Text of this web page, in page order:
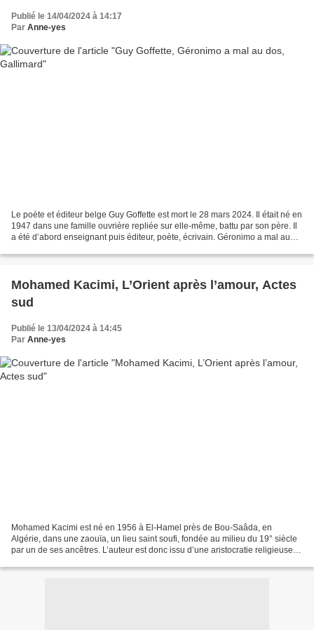
Publié le 14/04/2024 à 14:17
Par Anne-yes
Le poète et éditeur belge Guy Goffette est mort le 28 mars 2024. Il était né en
1947 dans une famille ouvrière repliée sur elle-même, battu par son père. Il
a été d’abord enseignant puis éditeur, poète, écrivain. Géronimo a mal au
Mohamed Kacimi, L’Orient après l’amour, Actes
sud
Publié le 13/04/2024 à 14:45
Par Anne-yes
Mohamed Kacimi est né en 1956 à El-Hamel près de Bou-Saâda, en
Algérie, dans une zaouïa, un lieu saint soufi, fondée au milieu du 19° siècle
par un de ses ancêtres. L’auteur est donc issu d’une aristocratie religieuse